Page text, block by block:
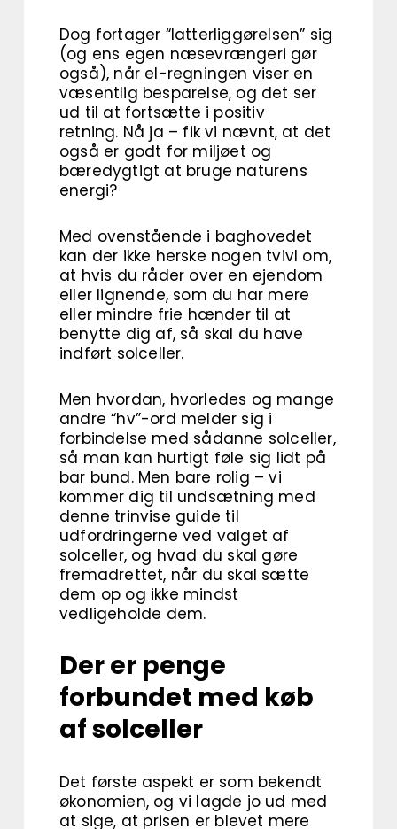
Dog fortager “latterliggørelsen” sig
(og ens egen næsevrængeri gør
også), når el-regningen viser en
væsentlig besparelse, og det ser
ud til at fortsætte i positiv
retning. Nå ja – fik vi nævnt, at det
også er godt for miljøet og
bæredygtigt at bruge naturens
energi?
Med ovenstående i baghovedet
kan der ikke herske nogen tvivl om,
at hvis du råder over en ejendom
eller lignende, som du har mere
eller mindre frie hænder til at
benytte dig af, så skal du have
indført solceller.
Men hvordan, hvorledes og mange
andre “hv”-ord melder sig i
forbindelse med sådanne solceller,
så man kan hurtigt føle sig lidt på
bar bund. Men bare rolig – vi
kommer dig til undsætning med
denne trinvise guide til
udfordringerne ved valget af
solceller, og hvad du skal gøre
fremadrettet, når du skal sætte
dem op og ikke mindst
vedligeholde dem.
Der er penge
forbundet med køb
af solceller
Det første aspekt er som bekendt
økonomien, og vi lagde jo ud med
at sige, at prisen er blevet mere